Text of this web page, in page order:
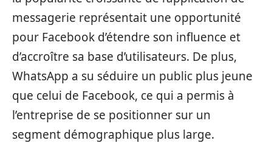
messagerie représentait une opportunité
pour Facebook d’étendre son influence et
d’accroître sa base d’utilisateurs. De plus,
WhatsApp a su séduire un public plus jeune
que celui de Facebook, ce qui a permis à
l’entreprise de se positionner sur un
segment démographique plus large.